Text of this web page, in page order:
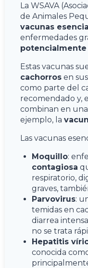
La WSAVA
de Animales
vacunas
enfermedades
Estas vacunas
cachorros en
como parte del
recomendado y,
combinan en
ejemplo, la
Las vacunas
Moquillo:
contagiosa
respiratorio,
graves,
Parvovirus:
temidas en
diarrea
no se trata
Hepatitis
conocida